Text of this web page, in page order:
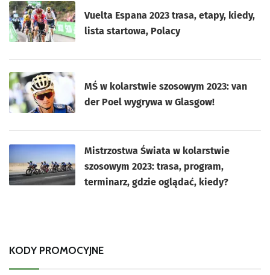
Vuelta Espana 2023 trasa, etapy, kiedy,
lista startowa, Polacy
MŚ w kolarstwie szosowym 2023: van
der Poel wygrywa w Glasgow!
Mistrzostwa Świata w kolarstwie
szosowym 2023: trasa, program,
terminarz, gdzie oglądać, kiedy?
KODY PROMOCYJNE